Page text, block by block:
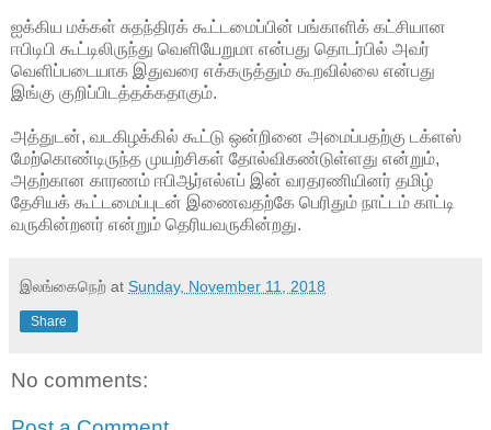
ஐக்கிய மக்கள் சுதந்திரக் கூட்டமைப்பின் பங்காளிக் கட்சியான
ஈபிடிபி கூட்டிலிருந்து வெளியேறுமா என்பது தொடர்பில் அவர்
வெளிப்படையாக இதுவரை எக்கருத்தும் கூறவில்லை என்பது
இங்கு குறிப்பிடத்தக்கதாகும்.
அத்துடன், வடகிழக்கில் கூட்டு ஒன்றினை அமைப்பதற்கு டக்ளஸ்
மேற்கொண்டிருந்த முயற்சிகள் தோல்விகண்டுள்ளது என்றும்,
அதற்கான காரணம் ஈபிஆர்எல்எப் இன் வரதரணியினர் தமிழ்
தேசியக் கூட்டமைப்புடன் இணைவதற்கே பெரிதும் நாட்டம் காட்டி
வருகின்றனர் என்றும் தெரியவருகின்றது.
இலங்கைநெற் at Sunday, November 11, 2018
Share
No comments: